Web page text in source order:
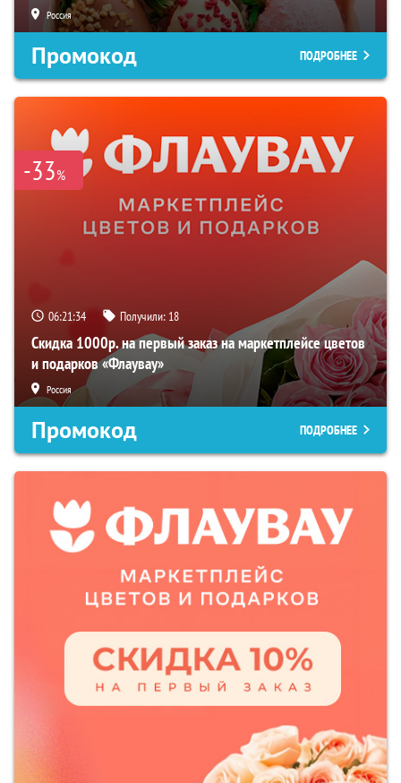
Россия
Промокод ПОДРОБНЕЕ
-33%
06:21:33 Получили: 18
Скидка 1000р. на первый заказ на маркетплейсе цветов
и подарков «Флаувау»
Россия
Промокод ПОДРОБНЕЕ